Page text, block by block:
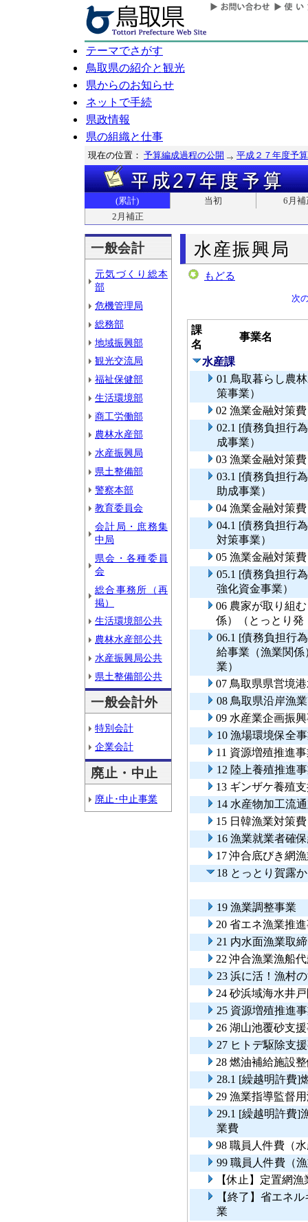
テーマでさがす
鳥取県の紹介と観光
県からのお知らせ
ネットで手続
県政情報
県の組織と仕事
現在の位置： 予算編成過程の公開 平成２７年度予算
(累計) 当初
6月補
2月補正
一般会計
元気づくり総本
部
危機管理局
総務部
地域振興部
観光交流局
福祉保健部
生活環境部
商工労働部
農林水産部
水産振興局
県土整備部
警察本部
教育委員会
会計局・庶務集
中局
県会・各種委員
会
総合事務所（再
掲）
生活環境部公共
農林水産部公共
水産振興局公共
県土整備部公共
一般会計外
特別会計
企業会計
廃止・中止
廃止･中止事業
水産振興局
もどる
次
課
名
事業名
水産課
01 鳥取暮らし農
策事業）
02 漁業金融対策
02.1 [債務負担行
成事業）
03 漁業金融対策
03.1 [債務負担行
助成事業）
04 漁業金融対策
04.1 [債務負担行
対策事業）
05 漁業金融対策
05.1 [債務負担行
強化資金事業）
06 農家が取り組
係）（とっとり発
06.1 [債務負担行
給事業（漁業関
業）
07 鳥取県県営境
08 鳥取県沿岸漁
09 水産業企画振
10 漁場環境保全
11 資源増殖推進
12 陸上養殖推進
13 ギンザケ養殖
14 水産物加工流
15 日韓漁業対策
16 漁業就業者確
17 沖合底びき網
18 とっとり賀露
19 漁業調整事業
20 省エネ漁業推
21 内水面漁業取
22 沖合漁業漁船
23 浜に活！漁村
24 砂浜域海水井
25 資源増殖推進
26 湖山池覆砂支
27 ヒトデ駆除支
28 燃油補給施設
28.1 [繰越明許費]
29 漁業指導監督
29.1 [繰越明許費]
業費
98 職員人件費（
99 職員人件費（
【休止】定置網
【終了】省エネ
業